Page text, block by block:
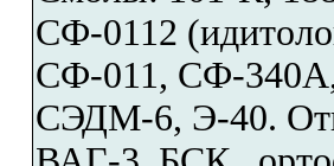
СФ-0112
СФ-011, СФ-
СЭДМ-6, Э-40.